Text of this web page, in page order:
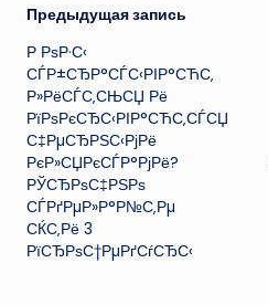
Навигация
записи
Предыдущая запись
Р РѕР·С‹
СЃР±СЂР°СЃС‹РІР°СЋС‚
Р»РёСЃС‚СЊСЏ Рё
РїРѕРєСЂС‹РІР°СЋС‚СЃСЏ
С‡РµСЂРЅС‹РјРё
РєР»СЏРєСЃР°РјРё?
РЎСЂРѕС‡РЅРѕ
СЃРґРµР»Р°Р№С‚Рµ
СЌС‚Рё 3
РїСЂРѕС†РµРґСѓСЂС‹